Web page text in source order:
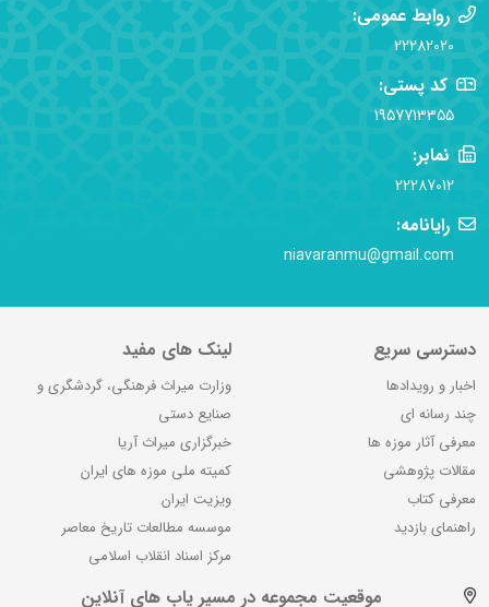
روابط عمومی:
22282020
کد پستی:
1957713355
نمابر:
22287012
رایانامه:
niavaranmu@gmail.com
دسترسی سریع
اخبار و رویدادها
چند رسانه ای
معرفی آثار موزه ها
مقالات پژوهشی
معرفی کتاب
راهنمای بازدید
لینک های مفید
وزارت میراث فرهنگی، گردشگری و
صنایع دستی
خبرگزاری میراث آریا
کمیته ملی موزه های ایران
ویزیت ایران
موسسه مطالعات تاریخ معاصر
مرکز اسناد انقلاب اسلامی
موقعیت مجموعه در مسیر یاب های آنلاین